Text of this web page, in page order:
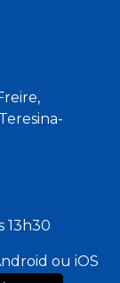
13h30
ou iOS